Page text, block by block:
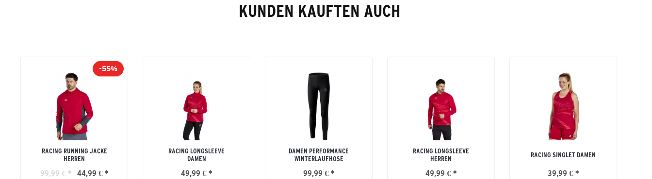
KUNDEN KAUFTEN AUCH
-55%
RACING RUNNING JACKE
HERREN
99,99 € * 44,99 € *
RACING LONGSLEEVE
DAMEN
49,99 € *
DAMEN PERFORMANCE
WINTERLAUFHOSE
99,99 € *
RACING LONGSLEEVE
HERREN
49,99 € *
RACING SINGLET DAMEN
39,99 € *